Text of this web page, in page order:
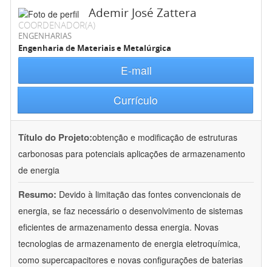
Ademir José Zattera
COORDENADOR(A)
ENGENHARIAS
Engenharia de Materiais e Metalúrgica
E-mail
Currículo
Título do Projeto:obtenção e modificação de estruturas
carbonosas para potenciais aplicações de armazenamento
de energia
Resumo: Devido à limitação das fontes convencionais de
energia, se faz necessário o desenvolvimento de sistemas
eficientes de armazenamento dessa energia. Novas
tecnologias de armazenamento de energia eletroquímica,
como supercapacitores e novas configurações de baterias